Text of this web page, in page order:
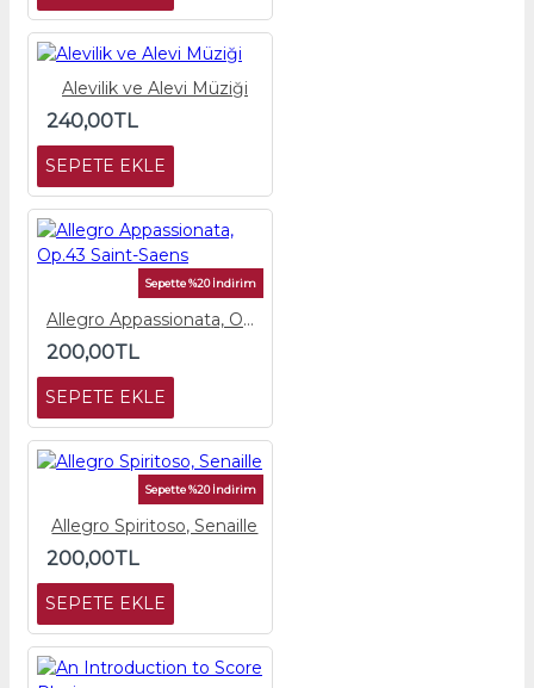
Alevilik ve Alevi Müziği
240,00TL
SEPETE EKLE
Sepette %20 İndirim
Allegro Appassionata, Op.43 Saint-Saens
200,00TL
SEPETE EKLE
Sepette %20 İndirim
Allegro Spiritoso, Senaille
200,00TL
SEPETE EKLE